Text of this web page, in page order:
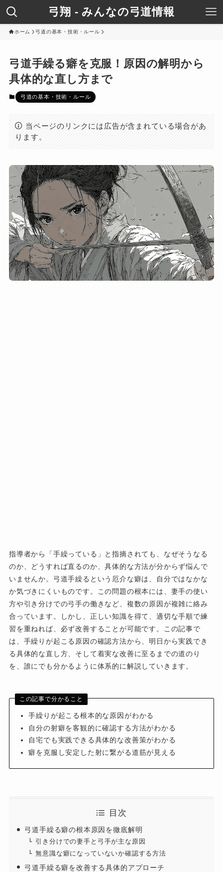
弓翔 - みんなの弓道情報
ホーム 弓道の基本・技術・ルール
弓道手繰る癖を克服！原因の解明から
具体的な直し方まで
弓道の基本・技術・ルール
当ページのリンクには広告が含まれている場合があ
ります。
指導者から「手繰っている」と指摘されても、なぜそうなる
のか、どうすれば直るのか、具体的な方法が分からず悩んで
いませんか。弓道手繰るという厄介な癖は、自分ではなかな
か気づきにくいものです。この問題の根本には、妻手の使い
方や引き分けでの弓手の働きなど、複数の原因が複雑に絡み
合っています。しかし、正しい知識を得て、適切な手順で練
習を重ねれば、必ず改善することが可能です。この記事で
は、手繰りが起こる原因の確認方法から、明日から実践でき
る具体的な直し方、そして着実な改善に至るまでの道のり
を、誰にでも分かるように体系的に解説していきます。
この記事で分かること
手繰りが起こる根本的な原因がわかる
自分の射癖を客観的に確認する方法がわかる
自宅でも実践できる具体的な改善策がわかる
癖を克服し安定した射に繋がる道筋が見える
目次
弓道手繰る癖の根本原因を徹底解明
引き分けでの妻手と弓手が主な原因
無意識な癖になっていないか確認する方法
弓道手繰る癖を改善する具体的アプローチ